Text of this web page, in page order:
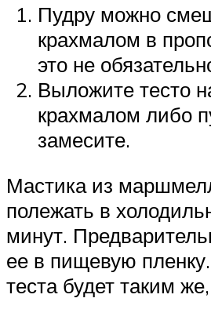
Пудру можно
крахмалом в
это не
Выложите тесто
крахмалом либо
замесите.
Мастика из
полежать в
минут.
ее в пищевую пленку.
теста будет таким